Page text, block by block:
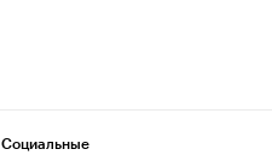
Социальные